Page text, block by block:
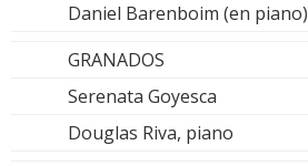
Daniel Barenboim (en piano)
GRANADOS
Serenata Goyesca
Douglas Riva, piano